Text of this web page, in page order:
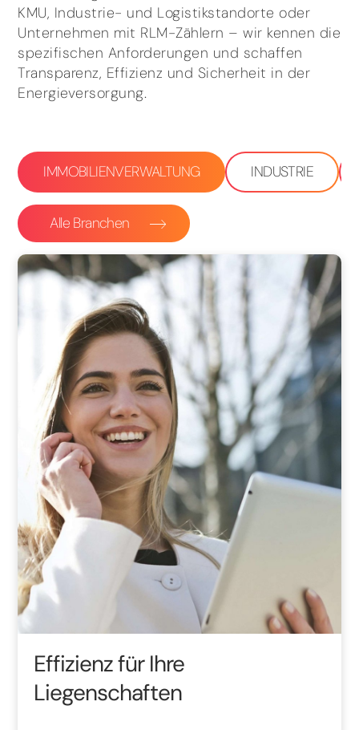
KMU, Industrie- und Logistikstandorte oder
Unternehmen mit RLM-Zählern – wir kennen die
spezifischen Anforderungen und schaffen
Transparenz, Effizienz und Sicherheit in der
Energieversorgung.
IMMOBILIENVERWALTUNG INDUSTRIE
Alle Branchen
Effizienz für Ihre
Liegenschaften